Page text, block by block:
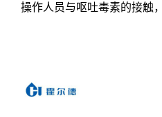
操作人员与呕吐毒素的接触